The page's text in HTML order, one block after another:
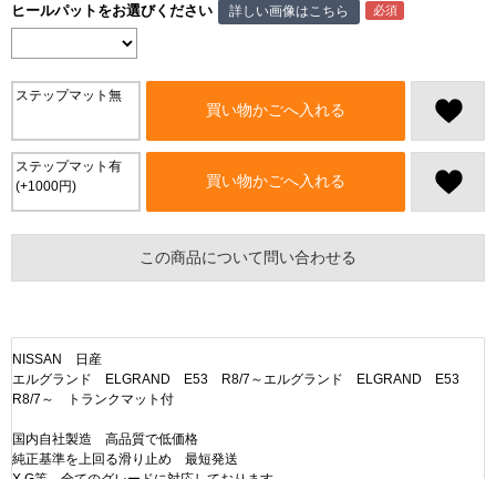
ヒールパットをお選びください 詳しい画像はこちら
ステップマット無
買い物かごへ入れる
ステップマット有
(+1000円)
買い物かごへ入れる
この商品について問い合わせる
NISSAN 日産
エルグランド ELGRAND E53 R8/7～エルグランド ELGRAND E53
R8/7～ トランクマット付
国内自社製造 高品質で低価格
純正基準を上回る滑り止め 最短発送